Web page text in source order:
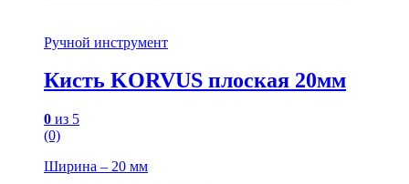
Ручной инструмент
Кисть KORVUS плоская 20мм
0 из 5
(0)
Ширина – 20 мм